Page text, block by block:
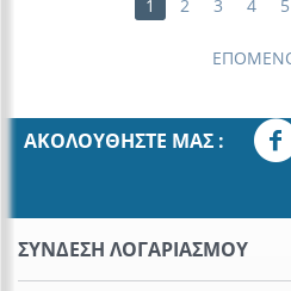
1 2 3 4 5
ΑΚΟΛΟΥΘΉΣΤΕ ΜΑΣ :
ΣΥΝΔΕΣΗ ΛΟΓΑΡΙΑΣΜΟΥ​